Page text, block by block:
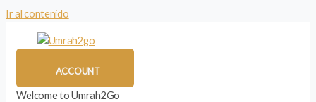
Ir al contenido
ACCOUNT
Welcome to Umrah2Go